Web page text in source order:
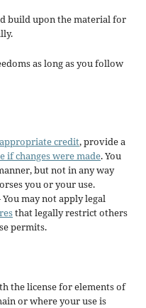
build upon the material for
as long as you follow
appropriate credit, provide a
if changes were made. You
but not in any way
you or your use.
may not apply legal
that legally restrict others
permits.
the license for elements of
or where your use is